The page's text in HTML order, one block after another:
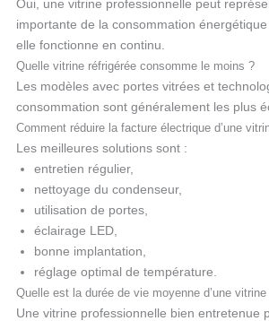
Oui, une vitrine professionnelle peut
importante de la consommation
elle fonctionne en continu.
Quelle vitrine réfrigérée consomme le moins ?
Les modèles avec portes vitrées et
consommation sont généralement les plus
Comment réduire la facture électrique d’une
Les meilleures solutions sont :
entretien régulier,
nettoyage du condenseur,
utilisation de portes,
éclairage LED,
bonne implantation,
réglage optimal de température.
Quelle est la durée de vie moyenne d’une
Une vitrine professionnelle bien entretenue